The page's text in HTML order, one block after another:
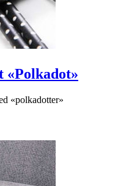
«Polkadot»
«polkadotter»